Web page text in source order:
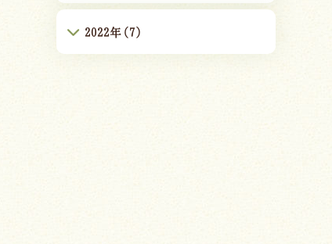
2022年(7)